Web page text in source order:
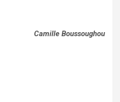
Camille Boussoughou